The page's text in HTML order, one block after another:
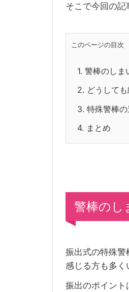
そこで今回の記
このページの目次
1. 警棒のしま
2. どうして
3. 特殊警棒
4. まとめ
警棒のし
振出式の特殊警
感じる方も多く
振出のポイント